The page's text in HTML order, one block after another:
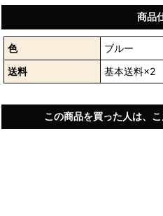
商品
色
ブルー
送料
基本送料×2
この商品を買った人は、